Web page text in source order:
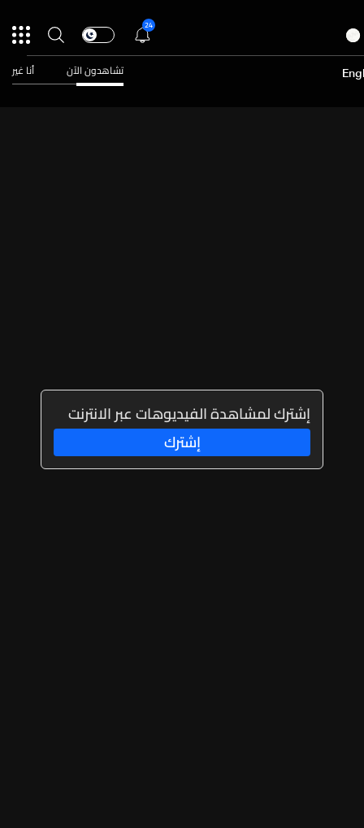
24
تشاهدون الآن أنا غير
إشترك لمشاهدة الفيديوهات عبر الانترنت
إشترك